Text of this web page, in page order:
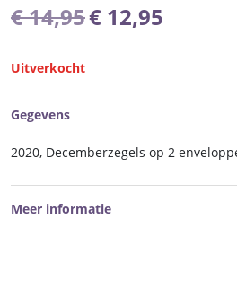
€14,95€ 12,95
Uitverkocht
Gegevens
2020, Decemberzegels op 2
Meer informatie